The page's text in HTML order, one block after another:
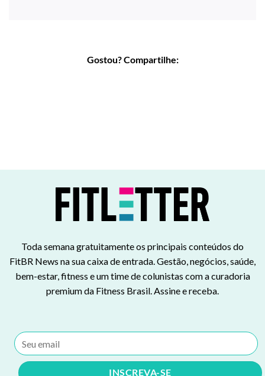
Gostou? Compartilhe:
Toda semana gratuitamente os principais conteúdos do
FitBR News na sua caixa de entrada. Gestão, negócios, saúde,
bem-estar, fitness e um time de colunistas com a curadoria
premium da Fitness Brasil. Assine e receba.